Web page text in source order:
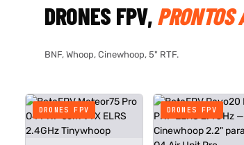
DRONES FPV,PRONTOS
BNF, Whoop, Cinewhoop, 5" RTF.
DRONES FPV DRONES FPV